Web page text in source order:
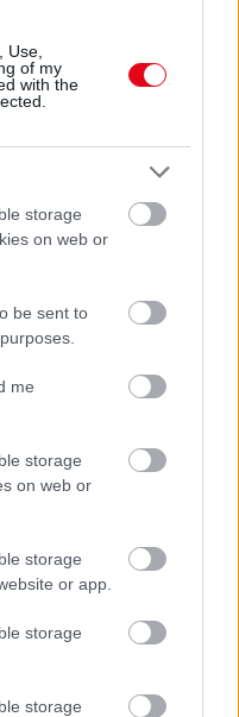
Use,
of my
with the
storage
on web or
be sent to
me
storage
on web or
storage
or app.
storage
storage
fontos dologra
reggeli tünetet ne
alá